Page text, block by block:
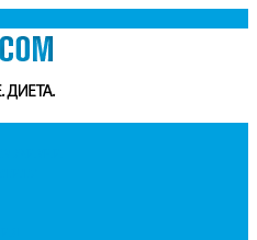
и лечение панкреатита.